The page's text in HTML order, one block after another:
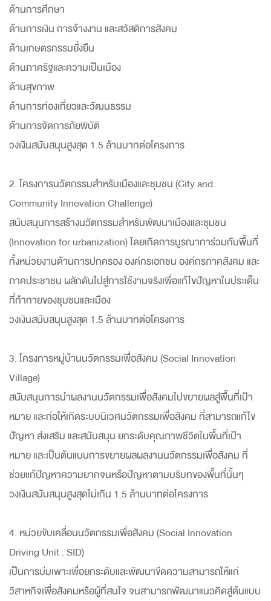
ด้านการศึกษา
ด้านการเงิน การจ้างงาน และสวัสดิการสังคม
ด้านเกษตรกรรมยั่งยืน
ด้านภาครัฐและความเป็นเมือง
ด้านสุขภาพ
ด้านการท่องเที่ยวและวัฒนธรรม
ด้านการจัดการภัยพิบัติ
วงเงินสนับสนุนสูงสุด 1.5 ล้านบาทต่อโครงการ
2. โครงการนวัตกรรมสำหรับเมืองและชุมชน (City and
Community Innovation Challenge)
สนับสนุนการสร้างนวัตกรรมสำหรับพัฒนาเมืองและชุมชน
(Innovation for urbanization) โดยเกิดการบูรณาการ่วมกับพื้นที่
ทั้งหน่วยงานด้านการปกครอง องค์กรเอกชน องค์กรภาคสังคม และ
ภาคประชาชน ผลักดันไปสู่การใช้งานจริงเพื่อแก้ไขปัญหาในประเด็น
ที่ท้าทายของชุมชนและเมือง
วงเงินสนับสนุนสูงสุด 1.5 ล้านบาทต่อโครงการ
3. โครงการหมู่บ้านนวัตกรรมเพื่อสังคม (Social Innovation
Village)
สนับสนุนการนำผลงานนวัตกรรมเพื่อสังคมไปขยายผลสู่พื้นที่เป้า
หมาย และก่อให้เกิดระบบนิเวศนวัตกรรมเพื่อสังคม ที่สามารถแก้ไข
ปัญหา ส่งเสริม และสนับสนุน ยกระดับคุณภาพชีวิตในพื้นที่เป้า
หมาย และเป็นต้นแบบการขยายผลผลงานนวัตกรรมเพื่อสังคม ที่
ช่วยแก้ปัญหาความยากจนหรือปัญหาตามบริบทของพื้นที่นั้นๆ
วงเงินสนับสนุนสูงสุดไม่เกิน 1.5 ล้านบาทต่อโครงการ
4. หน่วยขับเคลื่อนนวัตกรรมเพื่อสังคม (Social Innovation
Driving Unit : SID)
เป็นการบ่มเพาะเพื่อยกระดับและพัฒนาขีดความสามารถให้แก่
วิสาหกิจเพื่อสังคมหรือผู้ที่สนใจ จนสามารถพัฒนาแนวคิดสู่ต้นแบบ